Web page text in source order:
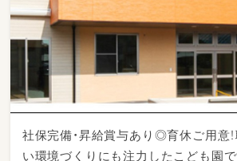
社保完備・昇給賞与あり◎育休ご用意
い環境づくりにも注力したこども園